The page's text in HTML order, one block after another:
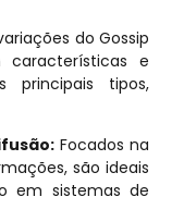
do Gossip
características e
principais tipos,
Focados na
são ideais
em sistemas de